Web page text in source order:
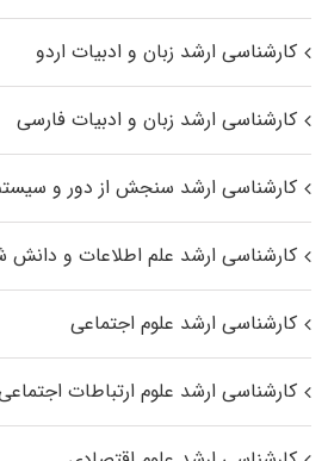
کارشناسی ارشد زبان و ادبیات اردو
کارشناسی ارشد زبان و ادبیات فارسی
کارشناسی ارشد سنجش از دور و
کارشناسی ارشد علم اطلاعات و دانش
کارشناسی ارشد علوم اجتماعی
کارشناسی ارشد علوم ارتباطات